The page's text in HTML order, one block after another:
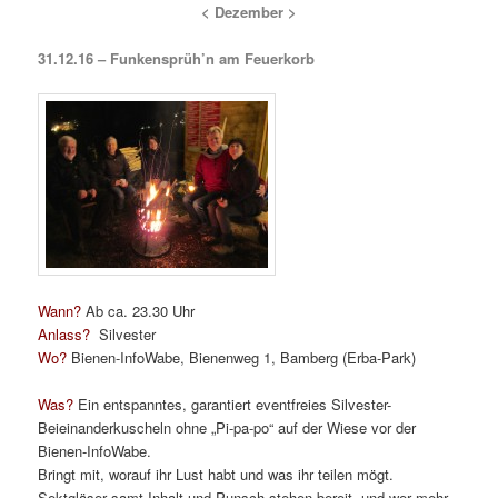
< Dezember >
31.12.16 – Funkensprüh’n am Feuerkorb
Wann? Ab ca. 23.30 Uhr
Anlass? Silvester
Wo? Bienen-InfoWabe, Bienenweg 1, Bamberg (Erba-Park)
Was? Ein entspanntes, garantiert eventfreies Silvester-
Beieinanderkuscheln ohne „Pi-pa-po“ auf der Wiese vor der
Bienen-InfoWabe.
Bringt mit, worauf ihr Lust habt und was ihr teilen mögt.